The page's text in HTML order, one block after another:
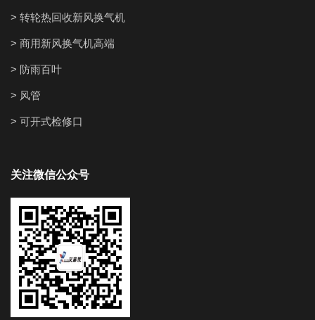
> 转轮热回收新风换气机
> 商用新风换气机高端
> 防雨百叶
> 风管
> 可开式检修口
关注微信公众号